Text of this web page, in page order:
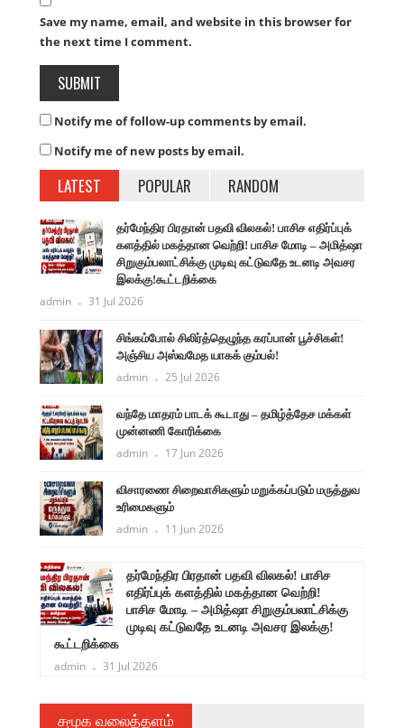
Save my name, email, and website in this browser for
the next time I comment.
Notify me of follow-up comments by email.
Notify me of new posts by email.
LATEST POPULAR RANDOM
தர்மேந்திர பிரதான் பதவி விலகல்! பாசிச எதிர்ப்புக்
களத்தில் மகத்தான வெற்றி! பாசிச மோடி – அமித்ஷா
சிறுகும்பலாட்சிக்கு முடிவு கட்டுவதே உடனடி அவசர
இலக்கு!கூட்டறிக்கை
admin 31 Jul 2026
சிங்கம்போல் சிலிர்த்தெழுந்த கரப்பான் பூச்சிகள்!
அஞ்சிய அஸ்வமேத யாகக் கும்பல்!
admin 25 Jul 2026
வந்தே மாதரம் பாடக் கூடாது – தமிழ்த்தேச மக்கள்
முன்னணி கோரிக்கை
admin 17 Jun 2026
விசாரணை சிறைவாசிகளும் மறுக்கப்படும் மருத்துவ
உரிமைகளும்
admin 11 Jun 2026
தர்மேந்திர பிரதான் பதவி விலகல்! பாசிச
எதிர்ப்புக் களத்தில் மகத்தான வெற்றி!
பாசிச மோடி – அமித்ஷா சிறுகும்பலாட்சிக்கு
முடிவு கட்டுவதே உடனடி அவசர இலக்கு!
கூட்டறிக்கை
admin 31 Jul 2026
சமூக வலைத்தளம்